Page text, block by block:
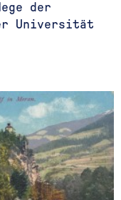
der
Universität